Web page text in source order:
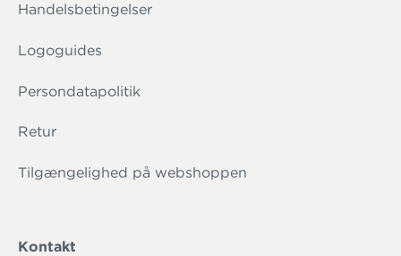
Handelsbetingelser
Logoguides
Persondatapolitik
Retur
Tilgængelighed på webshoppen
Kontakt